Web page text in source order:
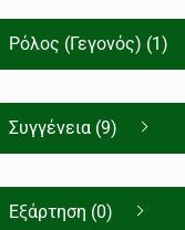
Ρόλος (Γεγονός) (1)
Συγγένεια (9)
Εξάρτηση (0)